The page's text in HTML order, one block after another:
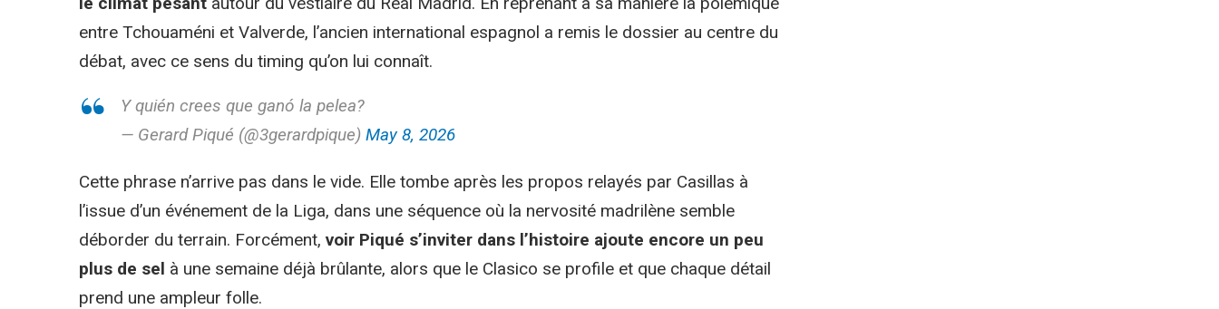
entre Tchouaméni et Valverde, l’ancien international espagnol a remis le dossier au centre du
débat, avec ce sens du timing qu’on lui connaît.
Y quién crees que ganó la pelea?
— Gerard Piqué (@3gerardpique) May 8, 2026
Cette phrase n’arrive pas dans le vide. Elle tombe après les propos relayés par Casillas à
l’issue d’un événement de la Liga, dans une séquence où la nervosité madrilène semble
déborder du terrain. Forcément, voir Piqué s’inviter dans l’histoire ajoute encore un peu
plus de sel à une semaine déjà brûlante, alors que le Clasico se profile et que chaque détail
prend une ampleur folle.